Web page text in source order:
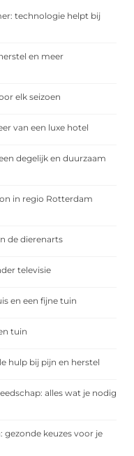
technologie helpt bij
en meer
elk seizoen
van een luxe hotel
degelijk en duurzaam
in regio Rotterdam
de dierenarts
televisie
en een fijne tuin
tuin
hulp bij pijn en herstel
alles wat je nodig
keuzes voor je